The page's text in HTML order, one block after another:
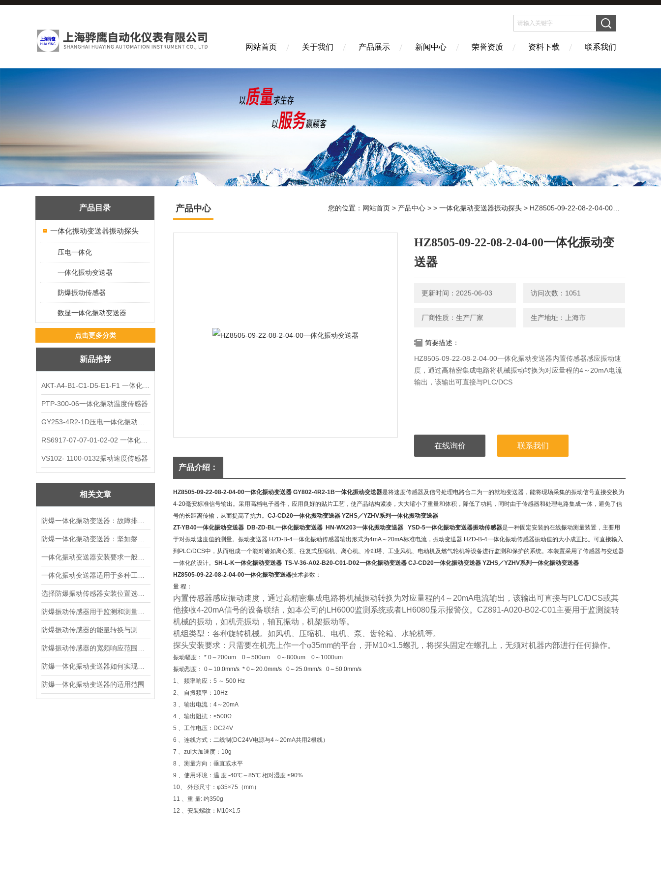
网站首页 关于我们 产品展示 新闻中心 荣誉资质 资料下载 联系我们
产品目录
一体化振动变送器振动探头
压电一体化
一体化振动变送器
防爆振动传感器
数显一体化振动变送器
点击更多分类
新品推荐
PTP-300-06一体化振动温度传感器
VS102- 1100-0132振动速度传感器
相关文章
防爆一体化振动变送器的适用范围
产品中心 您的位置： 网站首页 > 产品中心 > > 一体化振动变送器振动探头 > HZ8505-09-22-08-2-04-00一体化振动变送器
HZ8505-09-22-08-2-04-00一体化振动变
送器
更新时间：2025-06-03 访问次数：1051
厂商性质：生产厂家 生产地址：上海市
简要描述：
HZ8505-09-22-08-2-04-00一体化振动变送器内置传感器感应振动速
度，通过高精密集成电路将机械振动转换为对应量程的4～20mA电流
输出，该输出可直接与PLC/DCS
在线询价 联系我们
产品介绍：
HZ8505-09-22-08-2-04-00一体化振动变送器 GY802-4R2-1B一体化振动变送器是将速度传感器及信号处理电路合二为一的就地变送器，能将现场采集的振动信号直接变换为
4-20毫安标准信号输出。采用高档电子器件，应用良好的贴片工艺，使产品结构紧凑，大大缩小了重量和体积，降低了功耗，同时由于传感器和处理电路集成一体，避免了信
号的长距离传输，从而提高了抗力。 CJ-CD20一体化振动变送器 YZHS／YZHV系列一体化振动变送器
ZT-YB40一体化振动变送器 DB-ZD-BL一体化振动变送器 HN-WX203一体化振动变送器 YSD-5一体化振动变送器振动传感器是一种固定安装的在线振动测量装置，主要用
于对振动速度值的测量。振动变送器 HZD-B-4一体化振动传感器输出形式为4mA～20mA标准电流，振动变送器 HZD-B-4一体化振动传感器振动值的大小成正比。可直接输入
到PLC/DCS中，从而组成一个能对诸如离心泵、往复式压缩机、离心机、冷却塔、工业风机、电动机及燃气轮机等设备进行监测和保护的系统。本装置采用了传感器与变送器
一体化的设计。 SH-L-K一体化振动变送器 TS-V-36-A02-B20-C01-D02一体化振动变送器 CJ-CD20一体化振动变送器 YZHS／YZHV系列一体化振动变送器
HZ8505-09-22-08-2-04-00一体化振动变送器技术参数：
量 程：
内置传感器感应振动速度，通过高精密集成电路将机械振动转换为对应量程的4～ 20mA电流输出，该输出可直接与PLC/DCS或其
他接收4-20mA信号的设备联结，如本公司的 LH6000监测系统或者LH6080显示报警仪。 CZ891-A020-B02-C01主要用于监测旋转
机械的振动，如机壳振动，轴瓦振动，机架振动等。
机组类型：各种旋转机械。如风机、压缩机、电机、泵、齿轮箱、水轮机等。
探头安装要求：只需要在机壳上作一个φ35mm的平台，开M10×1.5螺孔，将探头固定在螺孔上，无须对机器内部进行任何操作。
振动幅度： * 0～200um 0～500um 0～800um 0～1000um
振动烈度： 0～10.0mm/s * 0～20.0mm/s 0～25.0mm/s 0～50.0mm/s
1、 频率响应：5 ～ 500 Hz
2、 自振频率：10Hz
3 、输出电流：4～20mA
4 、输出阻抗：≤500Ω
5 、工作电压：DC24V
6 、连线方式：二线制(DC24V电源与4～20mA共用2根线）
7 、zui大加速度：10g
8 、测量方向：垂直或水平
9 、使用环境：温 度 -40℃～85℃ 相对湿度 ≤90%
10、 外形尺寸：φ35×75（mm）
11 、重 量: 约350g
12 、安装螺纹：M10×1.5